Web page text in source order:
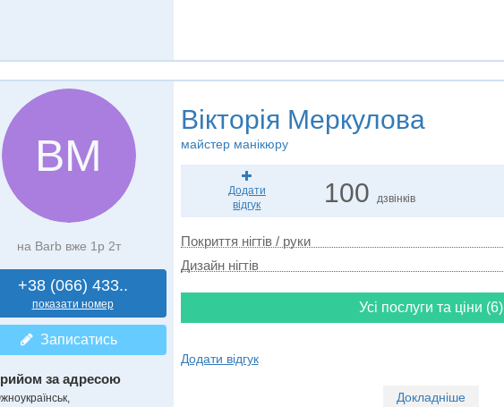
ВМ
на Barb вже 1р 2т
+38 (066) 433..
показати номер
Записатись
за адресою
Вікторія Меркулова
майстер манікюру
Додати
відгук
100 дзвінків
Покриття нігтів / руки
Дизайн нігтів
Усі послуги та ціни (6)
Додати відгук
Докладніше